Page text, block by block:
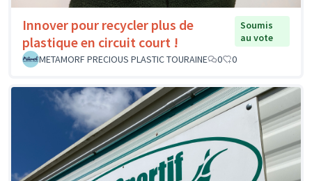
Innover pour recycler plus de
plastique en circuit court !
Soumis
au vote
METAMORF PRECIOUS PLASTIC TOURAINE
0 0